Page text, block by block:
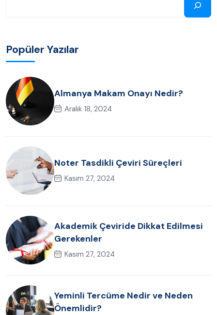
Popüler Yazılar
Almanya Makam Onayı Nedir?
Aralık 18, 2024
Noter Tasdikli Çeviri Süreçleri
Kasım 27, 2024
Akademik Çeviride Dikkat Edilmesi
Gerekenler
Kasım 27, 2024
Yeminli Tercüme Nedir ve Neden
Önemlidir?